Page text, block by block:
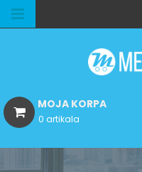
MOJA KORPA
0 artikala